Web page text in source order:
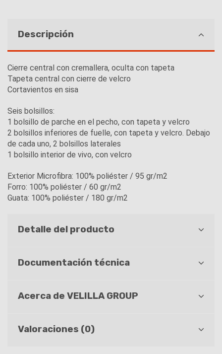
Descripción
Cierre central con cremallera, oculta con tapeta
Tapeta central con cierre de velcro
Cortavientos en sisa
Seis bolsillos:
1 bolsillo de parche en el pecho, con tapeta y velcro
2 bolsillos inferiores de fuelle, con tapeta y velcro. Debajo
de cada uno, 2 bolsillos laterales
1 bolsillo interior de vivo, con velcro
Exterior Microfibra: 100% poliéster / 95 gr/m2
Forro: 100% poliéster / 60 gr/m2
Guata: 100% poliéster / 180 gr/m2
Detalle del producto
Documentación técnica
Acerca de VELILLA GROUP
Valoraciones (0)